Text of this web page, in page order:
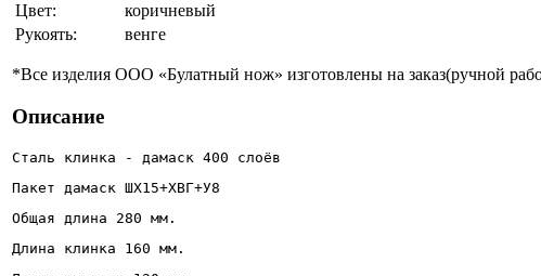
Цвет:
коричневый
Рукоять:
венге
*Все изделия ООО «Булатный нож» изготовлены на заказ(ручной
Описание
Сталь клинка - дамаск 400 слоёв
Пакет дамаск ШХ15+ХВГ+У8
Общая длина 280 мм.
Длина клинка 160 мм.